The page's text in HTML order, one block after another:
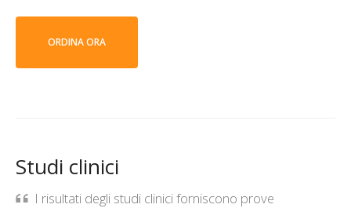
ORDINA ORA
Studi clinici
I risultati degli studi clinici forniscono prove